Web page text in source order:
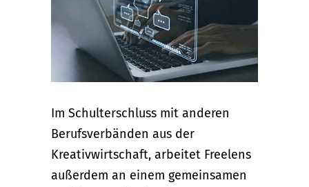
Im Schulterschluss mit anderen
Berufsverbänden aus der
Kreativwirtschaft, arbeitet Freelens
außerdem an einem gemeinsamen